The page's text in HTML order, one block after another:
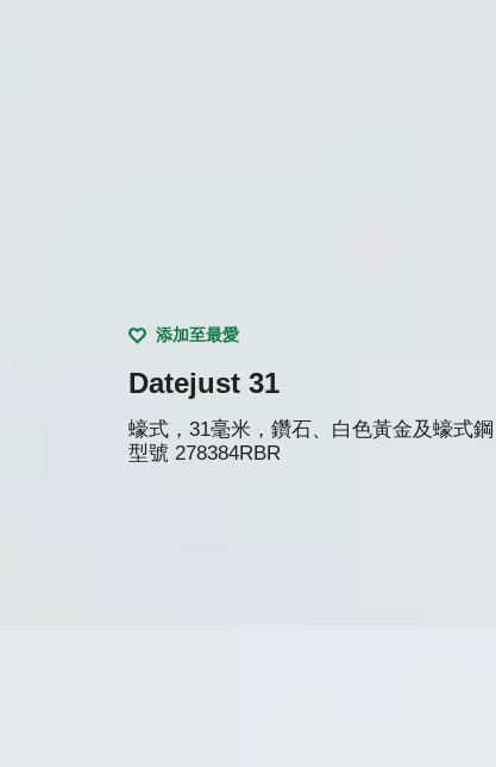
添加至最愛
Datejust 31
蠔式，31毫米，鑽石、白色黃金及蠔式鋼
型號 278384RBR